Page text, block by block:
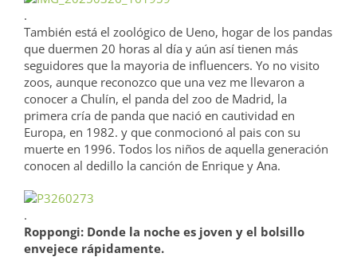
.
También está el zoológico de Ueno, hogar de los pandas
que duermen 20 horas al día y aún así tienen más
seguidores que la mayoria de influencers. Yo no visito
zoos, aunque reconozco que una vez me llevaron a
conocer a Chulín, el panda del zoo de Madrid, la
primera cría de panda que nació en cautividad en
Europa, en 1982. y que conmocionó al pais con su
muerte en 1996. Todos los niños de aquella generación
conocen al dedillo la canción de Enrique y Ana.
.
Roppongi: Donde la noche es joven y el bolsillo
envejece rápidamente.